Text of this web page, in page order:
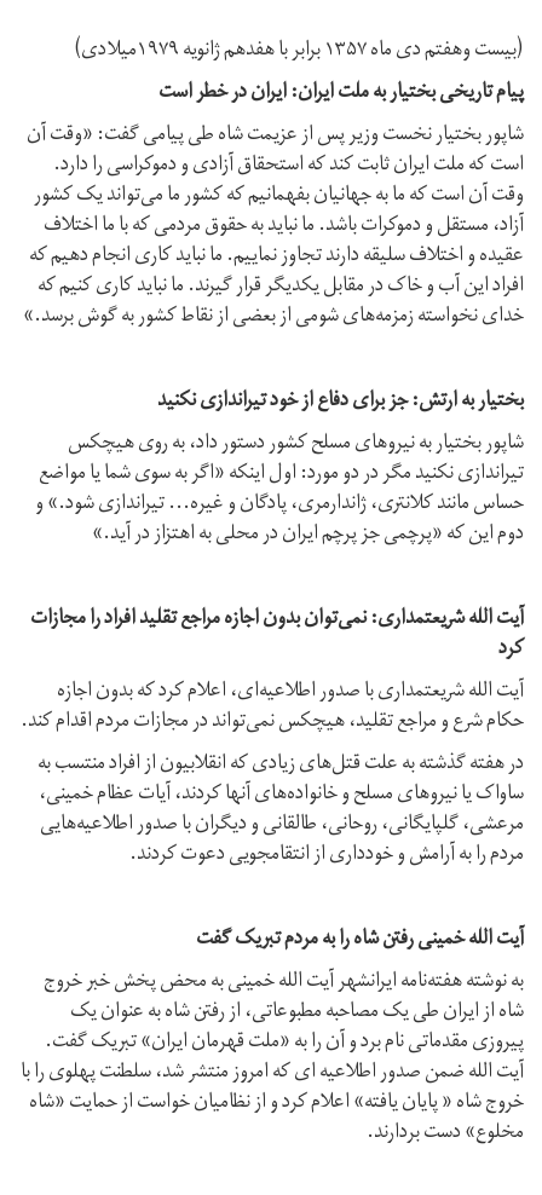
(بیست و‌هفتم دی ماه ۱۳۵۷ برابر با هفدهم ژانویه ۱۹۷۹میلادی)
پیام تاریخی بختیار به ملت ایران: ایران در خطر است
شاپور بختیار نخست وزیر پس از عزیمت شاه طی پیامی گفت: «وقت آن
است که ملت ایران ثابت کند که استحقاق آزادی و دموکراسی را دارد.
وقت آن است که ما به جهانیان بفهمانیم که کشور ما می‌تواند یک کشور
آزاد، مستقل و دموکرات باشد. ما نباید به حقوق مردمی که با ما اختلاف
عقیده و اختلاف سلیقه دارند تجاوز نماییم. ما نباید کاری انجام دهیم که
افراد این آب و خاک در مقابل یکدیگر قرار گیرند. ما نباید کاری کنیم که
خدای نخواسته زمزمه‌های شومی از بعضی از نقاط کشور به گوش برسد.»
بختیار به ارتش: جز برای دفاع از خود تیراندازی نکنید
شاپور بختیار به نیروهای مسلح کشور دستور داد، به روی هیچکس
تیراندازی نکنید مگر در دو مورد: اول اینکه «اگر به سوی شما یا مواضع
حساس مانند کلانتری، ژاندارمری، پادگان و غیره... تیراندازی شود.» و
دوم این که «پرچمی جز پرچم ایران در محلی به اهتزاز در آید.»
آیت الله شریعتمداری: نمی‌توان بدون اجازه مراجع تقلید افراد را مجازات
کرد
آیت الله شریعتمداری با صدور اطلاعیه‌ای، اعلام کرد که بدون اجازه
حکام شرع و مراجع تقلید، هیچکس نمی‌تواند در مجازات مردم اقدام کند.
در هفته گذشته به علت قتل‌های زیادی که انقلابیون از افراد منتسب به
ساواک یا نیروهای مسلح و خانواده‌های آنها کردند، آیات عظام خمینی،
مرعشی، گلپایگانی، روحانی، طالقانی و دیگران با صدور اطلاعیه‌هایی
مردم را به آرامش و خودداری از انتقامجویی دعوت کردند.
آیت الله خمینی رفتن شاه را به مردم تبریک گفت
به نوشته هفته‌نامه ایرانشهر آیت الله خمینی به محض پخش خبر خروج
شاه از ایران طی یک مصاحبه مطبوعاتی، از رفتن شاه به عنوان یک
پیروزی مقدماتی نام برد و آن را به «ملت قهرمان ایران» تبریک گفت.
آیت الله ضمن صدور اطلاعیه ای که امروز منتشر شد، سلطنت پهلوی را با
خروج شاه « پایان یافته» اعلام کرد و از نظامیان خواست از حمایت «شاه
مخلوع» دست بردارند.